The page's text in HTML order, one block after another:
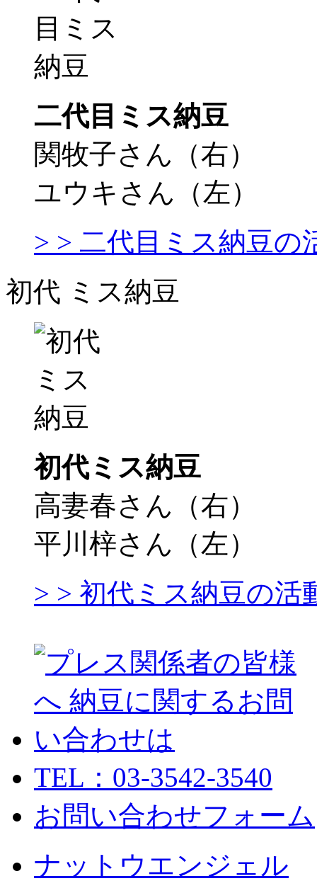
二代目ミス納豆
関牧子さん（右）
ユウキさん（左）
> > 二代目ミス納豆の
初代 ミス納豆
初代ミス納豆
高妻春さん（右）
平川梓さん（左）
> > 初代ミス納豆の活
TEL：03-3542-3540
お問い合わせフォーム
ナットウエンジェル